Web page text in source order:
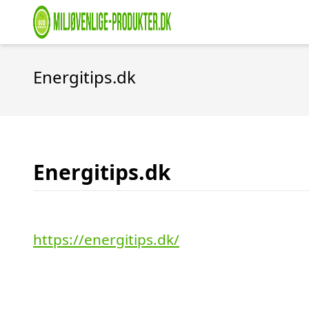
Energitips.dk
Energitips.dk
https://energitips.dk/